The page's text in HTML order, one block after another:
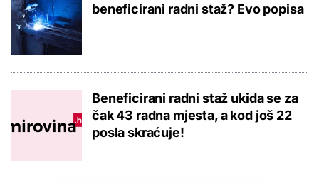
beneficirani radni staž? Evo popisa
Beneficirani radni staž ukida se za
čak 43 radna mjesta, a kod još 22
posla skraćuje!